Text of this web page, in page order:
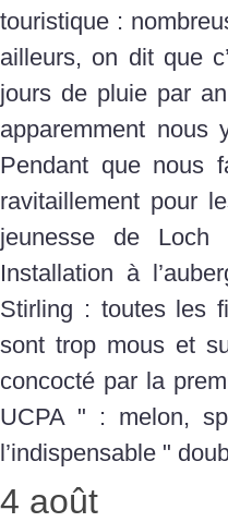
touristique :
ailleurs, on dit que
jours de pluie par
apparemment
Pendant que nous
ravitaillement pour
jeunesse de Loch
Installation à
Stirling : toutes les
sont trop mous et
concocté par la
UCPA " : melon,
l’indispensable "
4 août